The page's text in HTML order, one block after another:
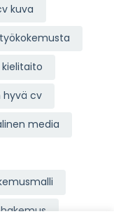
kuva
kielitaito
hyvä cv
media